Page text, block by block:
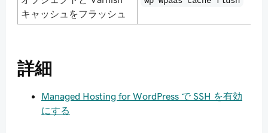
キャッシュをフラッシュ
詳細
Managed Hosting for WordPress で SSH を有効
にする